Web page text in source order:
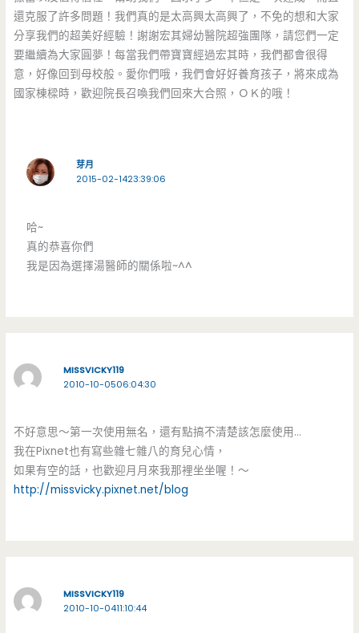
還克服了許多問題！我們真的是太高興太高興了，不免的想和大家
分享我們的超美好經驗！謝謝宏其婦幼醫院超強團隊，請您們一定
要繼續為大家圓夢！每當我們帶寶寶經過宏其時，我們都會很得
意，好像回到母校般。愛你們哦，我們會好好養育孩子，將來成為
國家棟樑時，歡迎院長召喚我們回來大合照，ＯＫ的哦！
芽月
2015-02-1423:39:06
哈~
真的恭喜你們
我是因為選擇湯醫師的關係啦~^^
MISSVICKY119
2010-10-0506:04:30
不好意思～第一次使用無名，還有點搞不清楚該怎麼使用…
我在Pixnet也有寫些雜七雜八的育兒心情，
如果有空的話，也歡迎月月來我那裡坐坐喔！～
http://missvicky.pixnet.net/blog
MISSVICKY119
2010-10-0411:10:44